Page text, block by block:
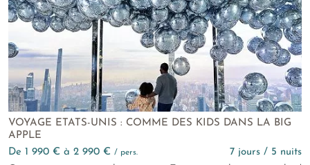
VOYAGE ETATS-UNIS : COMME DES KIDS DANS LA BIG
APPLE
de 1 990 € à 2 990 € / pers.
7 jours / 5 nuits